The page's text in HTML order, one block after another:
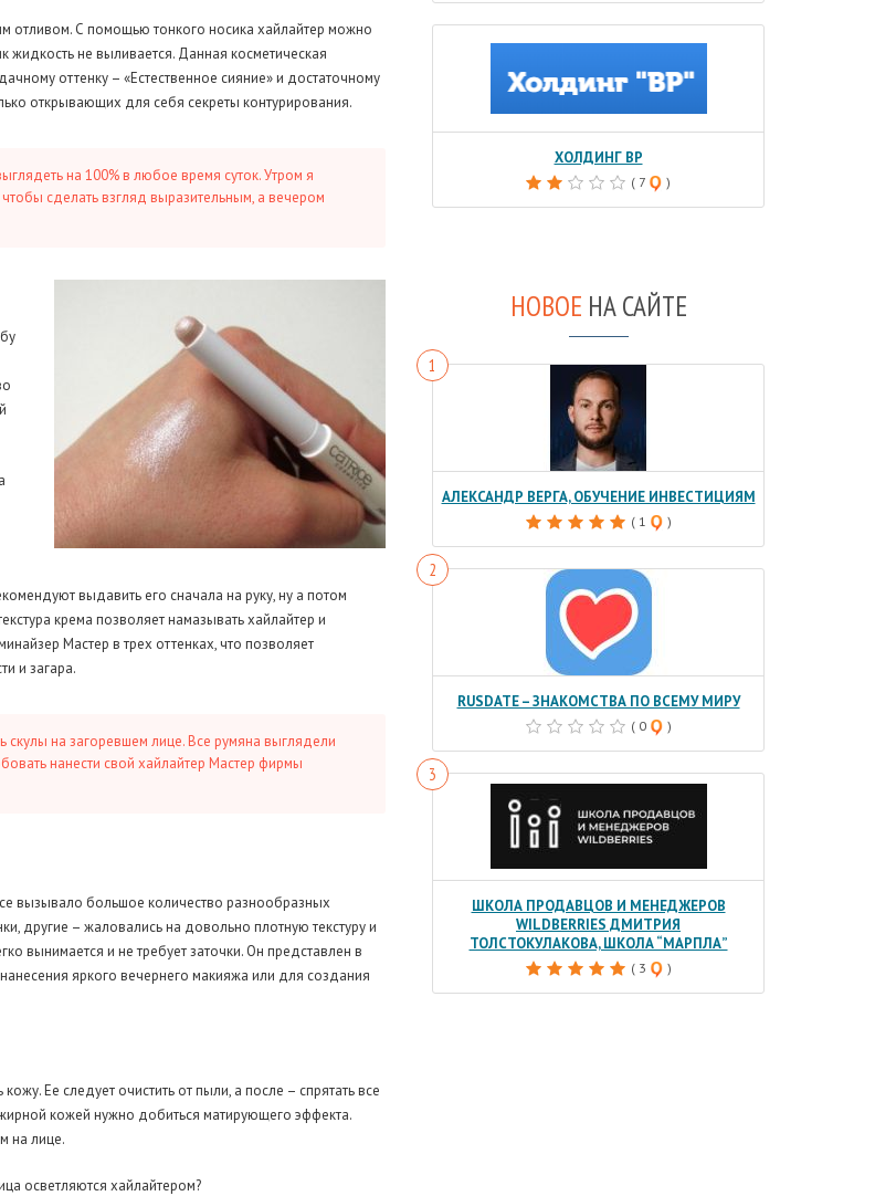
отливом. С помощью тонкого носика хайлайтер можно
жидкость не выливается. Данная косметическая
оттенку – «Естественное сияние» и достаточному
открывающих для себя секреты контурирования.
на 100% в любое время суток. Утром я
сделать взгляд выразительным, а вечером
выдавить его сначала на руку, ну а потом
крема позволяет намазывать хайлайтер и
Мастер в трех оттенках, что позволяет
и загара.
скулы на загоревшем лице. Все румяна выглядели
нанести свой хайлайтер Мастер фирмы
вызывало большое количество разнообразных
другие – жаловались на довольно плотную текстуру и
вынимается и не требует заточки. Он представлен в
яркого вечернего макияжа или для создания
Ее следует очистить от пыли, а после – спрятать все
кожей нужно добиться матирующего эффекта.
на лице.
осветляются хайлайтером?
ХОЛДИНГ BP
( 7 )
НОВОЕ НА САЙТЕ
АЛЕКСАНДР ВЕРГА, ОБУЧЕНИЕ ИНВЕСТИЦИЯМ
( 1 )
RUSDATE – ЗНАКОМСТВА ПО ВСЕМУ МИРУ
( 0 )
ШКОЛА ПРОДАВЦОВ И МЕНЕДЖЕРОВ
WILDBERRIES ДМИТРИЯ
ТОЛСТОКУЛАКОВА, ШКОЛА “МАРПЛА”
( 3 )